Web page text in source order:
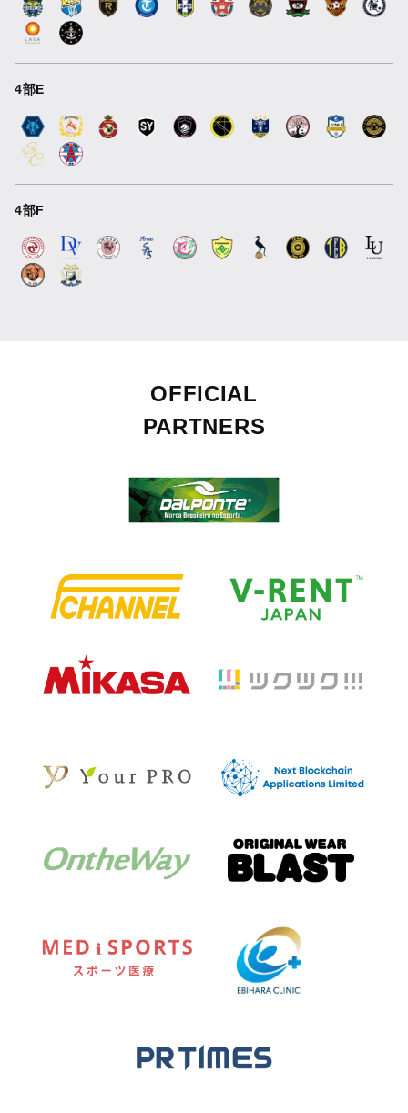
4部E
4部F
OFFICIAL
PARTNERS